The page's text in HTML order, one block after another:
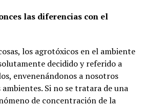
las diferencias con el
los agrotóxicos en el ambiente
decidido y referido a
envenenándonos a nosotros
Si no se tratara de una
de concentración de la